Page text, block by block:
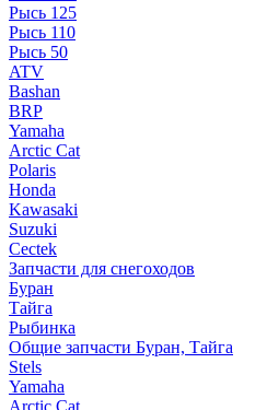
Рысь 125
Рысь 110
Рысь 50
ATV
Bashan
BRP
Yamaha
Arctic Cat
Polaris
Honda
Kawasaki
Suzuki
Cectek
Запчасти для снегоходов
Буран
Тайга
Рыбинка
Общие запчасти Буран, Тайга
Stels
Yamaha
Arctic Cat